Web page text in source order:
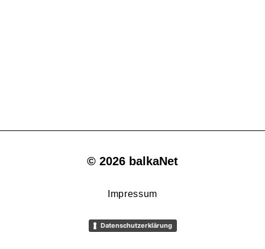
© 2026 balkaNet
Impressum
Datenschutzerklärung